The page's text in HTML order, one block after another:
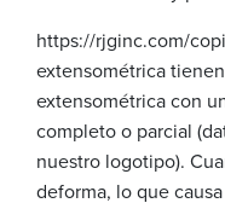
https://rjginc.com/
extensométrica
extensométrica con
completo o parcial
nuestro logotipo).
deforma, lo que